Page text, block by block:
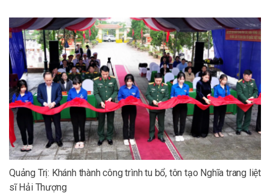
Quảng Trị: Khánh thành công trình tu bổ, tôn tạo Nghĩa trang liệt
sĩ Hải Thượng